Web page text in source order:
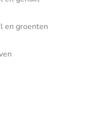
en groenten